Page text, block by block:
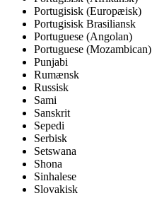
Portugisisk (Europæisk)
Portugisisk Brasiliansk
Portuguese (Angolan)
Portuguese (Mozambican)
Punjabi
Rumænsk
Russisk
Sami
Sanskrit
Sepedi
Serbisk
Setswana
Shona
Sinhalese
Slovakisk